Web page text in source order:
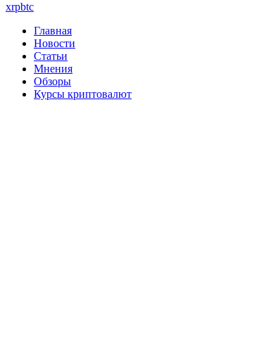
xrpbtc
Главная
Новости
Статьи
Мнения
Обзоры
Курсы криптовалют